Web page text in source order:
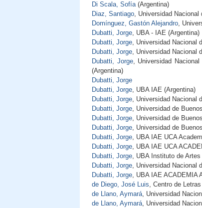
Di Scala, Sofía(Argentina)
Diaz, Santiago, Universidad Nacional
Domínguez, Gastón Alejandro,
Dubatti, Jorge, UBA - IAE (Argentina)
Dubatti, Jorge, Universidad Nacional
Dubatti, Jorge, Universidad Nacional
Dubatti, Jorge, Universidad
(Argentina)
Dubatti, Jorge
Dubatti, Jorge, UBA IAE (Argentina)
Dubatti, Jorge, Universidad Nacional
Dubatti, Jorge, Universidad de
Dubatti, Jorge, Universidad de
Dubatti, Jorge, Universidad de
Dubatti, Jorge, UBA IAE UCA
Dubatti, Jorge, UBA IAE UCA
Dubatti, Jorge, UBA Instituto de
Dubatti, Jorge, Universidad Nacional
Dubatti, Jorge, UBA IAE ACADEMIA
de Diego, José Luis, Centro de
de Llano, Aymará, Universidad
de Llano, Aymará, Universidad